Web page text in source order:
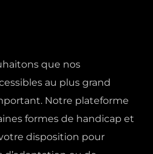
que nos
au plus grand
Notre plateforme
formes de handicap et
disposition pour